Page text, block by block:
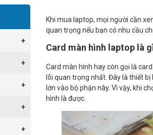
Khi mua laptop, mọi người cần
quan trọng nếu bạn có nhu cầu
Card màn hình laptop là
Card màn hình hay còn gọi là
lõi quan trọng nhất. Đây là thiết
lớn vào bộ phận này. Vì vậy, khi
hình là được.